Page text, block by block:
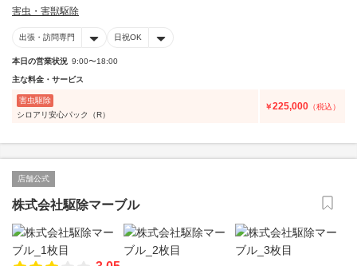
害虫・害獣駆除
出張・訪問専門 日祝OK
本日の営業状況 9:00〜18:00
主な料金・サービス
害虫駆除
シロアリ安心パック（R）
￥225,000 （税込）
店舗公式
株式会社駆除マーブル